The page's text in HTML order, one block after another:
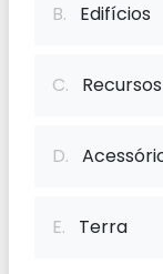
B. Edifícios
C.
D.
E. Terra